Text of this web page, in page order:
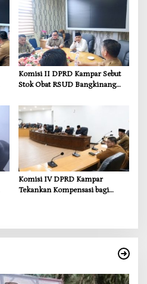
Kebutuhan Dasar
Komisi II DPRD Kampar Sebut
Stok Obat RSUD Bangkinang
Komisi IV DPRD Kampar
Tekankan Kompensasi bagi